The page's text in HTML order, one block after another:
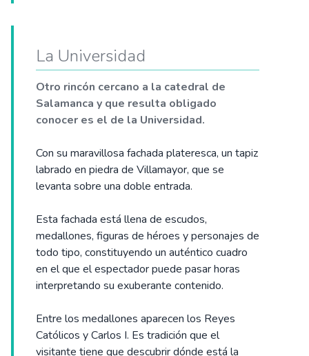
La Universidad
Otro rincón cercano a la catedral de
Salamanca y que resulta obligado
conocer es el de la Universidad.
Con su maravillosa fachada plateresca, un tapiz
labrado en piedra de Villamayor, que se
levanta sobre una doble entrada.
Esta fachada está llena de escudos,
medallones, figuras de héroes y personajes de
todo tipo, constituyendo un auténtico cuadro
en el que el espectador puede pasar horas
interpretando su exuberante contenido.
Entre los medallones aparecen los Reyes
Católicos y Carlos I. Es tradición que el
visitante tiene que descubrir dónde está la